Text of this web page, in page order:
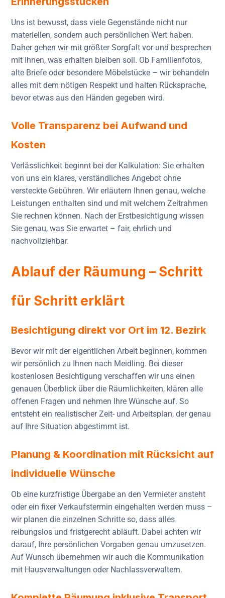
Uns ist bewusst, dass viele Gegenstände nicht nur
materiellen, sondern auch persönlichen Wert haben.
Daher gehen wir mit größter Sorgfalt vor und besprechen
mit Ihnen, was erhalten bleiben soll. Ob Familienfotos,
alte Briefe oder besondere Möbelstücke – wir behandeln
alles mit dem nötigen Respekt und halten Rücksprache,
bevor etwas aus den Händen gegeben wird.
Volle Transparenz bei Aufwand und
Kosten
Verlässlichkeit beginnt bei der Kalkulation: Sie erhalten
von uns ein klares, verständliches Angebot ohne
versteckte Gebühren. Wir erläutern Ihnen genau, welche
Leistungen enthalten sind und mit welchem Zeitrahmen
Sie rechnen können. Nach der Erstbesichtigung wissen
Sie genau, was Sie erwartet – fair, ehrlich und
nachvollziehbar.
Ablauf der Räumung – Schritt
für Schritt erklärt
Besichtigung direkt vor Ort im 12. Bezirk
Bevor wir mit der eigentlichen Arbeit beginnen, kommen
wir persönlich zu Ihnen nach Meidling. Bei dieser
kostenlosen Besichtigung verschaffen wir uns einen
genauen Überblick über die Räumlichkeiten, klären alle
offenen Fragen und nehmen Ihre Wünsche auf. So
entsteht ein realistischer Zeit- und Arbeitsplan, der genau
auf Ihre Situation abgestimmt ist.
Planung & Koordination mit Rücksicht auf
individuelle Wünsche
Ob eine kurzfristige Übergabe an den Vermieter ansteht
oder ein fixer Verkaufstermin eingehalten werden muss –
wir planen die einzelnen Schritte so, dass alles
reibungslos und fristgerecht abläuft. Dabei achten wir
darauf, Ihre persönlichen Vorgaben genau umzusetzen.
Auf Wunsch übernehmen wir auch die Kommunikation
mit Hausverwaltungen oder Nachlassverwaltern.